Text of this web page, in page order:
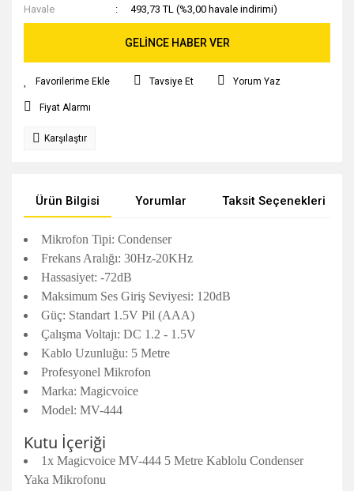
Havale
493,73 TL (%3,00 havale indirimi)
GELİNCE HABER VER
Tavsiye Et Yorum Yaz
Fiyat Alarmı
Karşılaştır
Ürün Bilgisi Yorumlar Taksit Seçenekleri
Mikrofon Tipi: Condenser
Frekans Aralığı: 30Hz-20KHz
Hassasiyet: -72dB
Maksimum Ses Giriş Seviyesi: 120dB
Güç: Standart 1.5V Pil (AAA)
Çalışma Voltajı: DC 1.2 - 1.5V
Kablo Uzunluğu: 5 Metre
Profesyonel Mikrofon
Marka: Magicvoice
Model: MV-444
Kutu İçeriği
1x Magicvoice MV-444 5 Metre Kablolu Condenser
Yaka Mikrofonu